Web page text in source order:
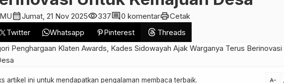
calendar_monthJumat, 21 Nov 2025visibility337comment0 komentarprintCetak
Twitter Whatsapp Pinterest Threads
artikel ini untuk mendapatkan pengalaman membaca terbaik. text_decrease